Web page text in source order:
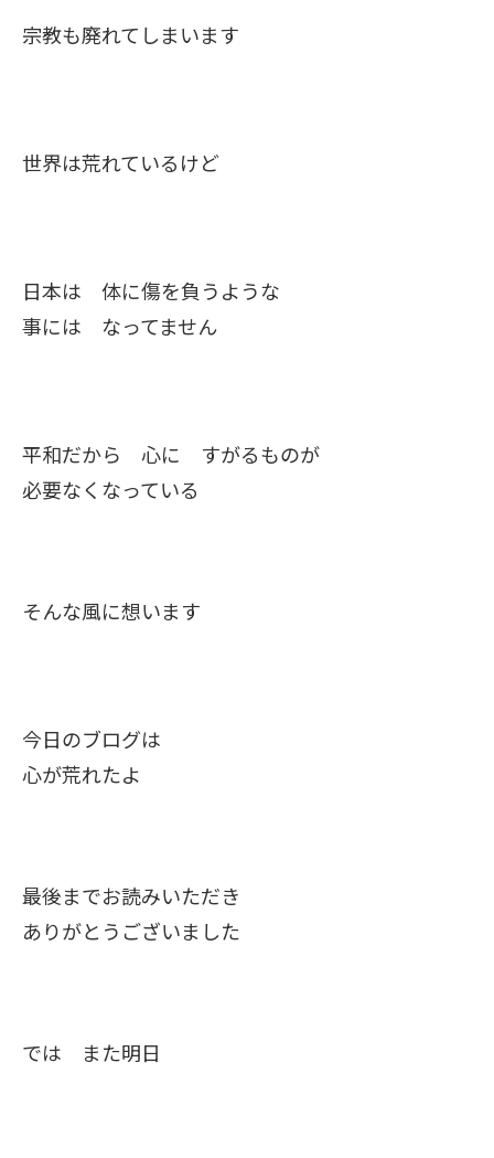
宗教も廃れてしまいます
世界は荒れているけど
日本は 体に傷を負うような
事には なってません
平和だから 心に すがるものが
必要なくなっている
そんな風に想います
今日のブログは
心が荒れたよ
最後までお読みいただき
ありがとうございました
では また明日